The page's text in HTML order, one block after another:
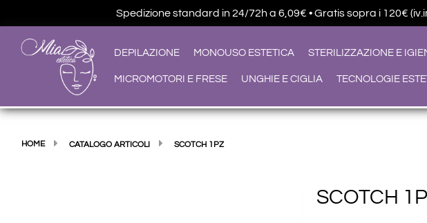
Spedizione standard in 24/72h a 6,09€ • Gratis sopra i 120€
DEPILAZIONE MONOUSO ESTETICA STERILIZZAZIONE E
MICROMOTORI E FRESE UNGHIE E CIGLIA TECNOLOGIE
HOME CATALOGO ARTICOLI SCOTCH 1PZ
SCOTCH